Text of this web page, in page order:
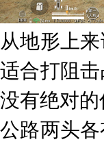
从地形上
适合打阻
没有绝对
公路两头